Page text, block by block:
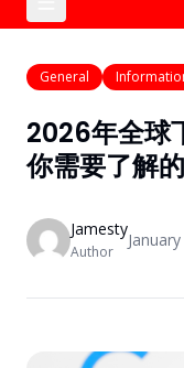
General
2026年全球
你需要了解
Jamesty
Author